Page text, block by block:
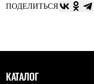
ПОДЕЛИТЬСЯ
КАТАЛОГ